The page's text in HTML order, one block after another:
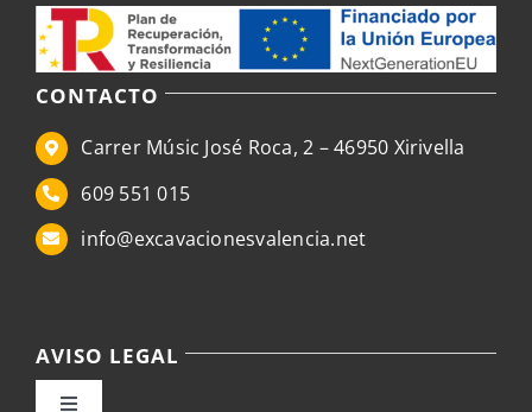
CONTACTO
Carrer Músic José Roca, 2 – 46950 Xirivella
609 551 015
info@excavacionesvalencia.net
AVISO LEGAL